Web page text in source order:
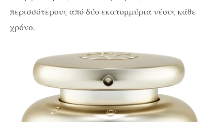
περισσότερους από δύο εκατομμύρια νέους κάθε
χρόνο.